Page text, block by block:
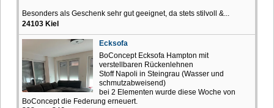
Besonders als Geschenk sehr gut geeignet, da stets stilvoll &...
24103 Kiel
Ecksofa
BoConcept Ecksofa Hampton mit
verstellbaren Rückenlehnen
Stoff Napoli in Steingrau (Wasser und
schmutzabweisend)
bei 2 Elementen wurde diese Woche von
BoConcept die Federung erneuert.